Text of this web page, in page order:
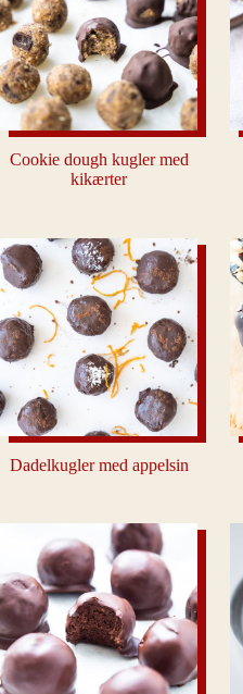
Cookie dough kugler med
kikærter
Dadelkugler med appelsin